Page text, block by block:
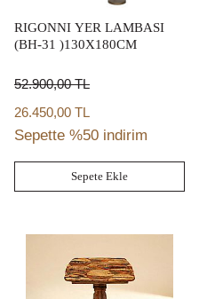
RIGONNI YER LAMBASI
(BH-31 )130X180CM
52.900,00TL
26.450,00 TL
Sepette %50 indirim
Sepete Ekle